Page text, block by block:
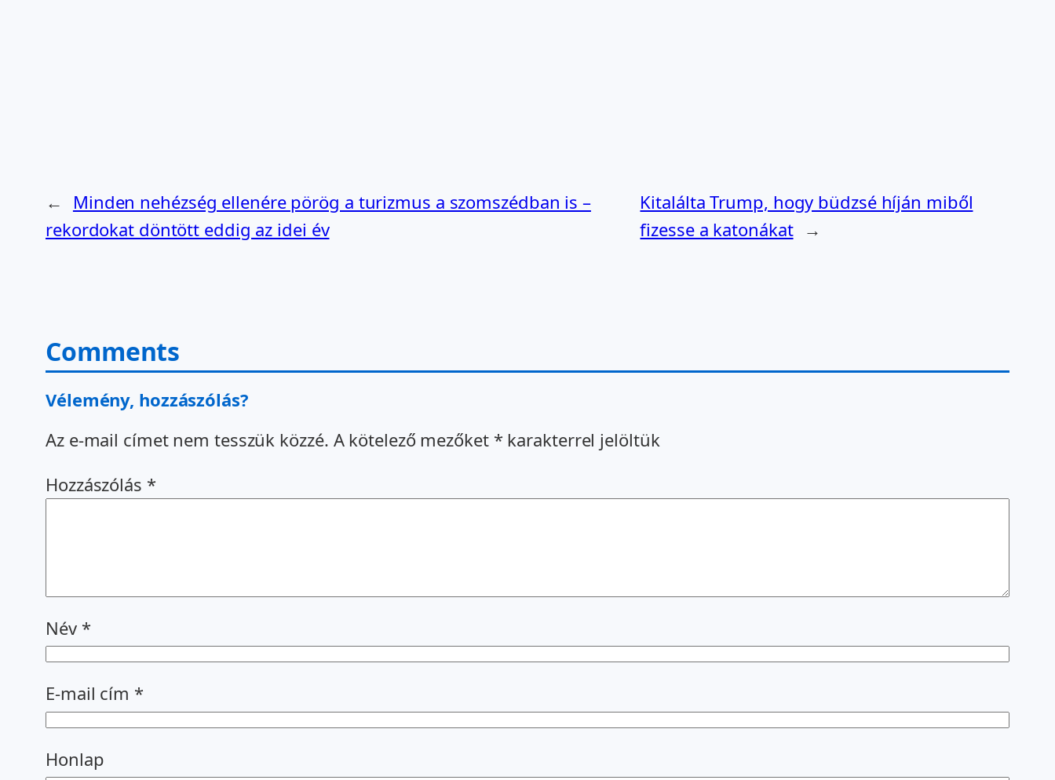
←
Minden nehézség ellenére pörög a turizmus a szomszédban is –
rekordokat döntött eddig az idei év
Kitalálta Trump, hogy büdzsé híján miből
fizesse a katonákat →
Comments
Vélemény, hozzászólás?
Az e-mail címet nem tesszük közzé. A kötelező mezőket * karakterrel jelöltük
Hozzászólás *
Név *
E-mail cím *
Honlap